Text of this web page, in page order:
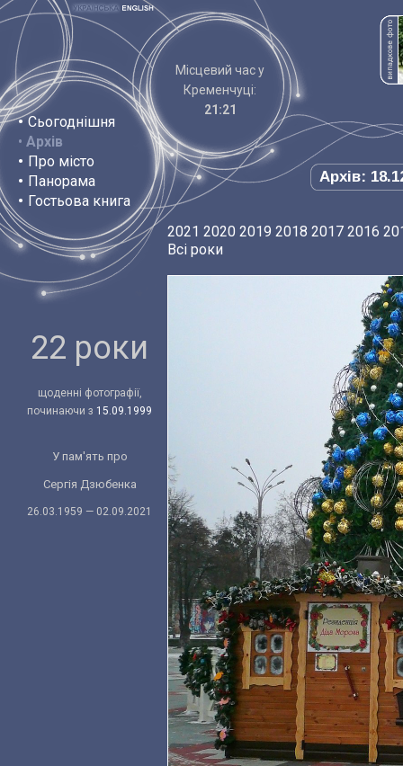
• Сьогоднішня
• Архів
• Про місто
• Панорама
• Гостьова книга
Місцевий час у
Кременчуці:
21:21
Архів:
22 роки
щоденні фотографії,
починаючи з 15.09.1999
У пам'ять про
Сергія Дзюбенка
26.03.1959 — 02.09.2021
2021 2020 2019 2018 2017 2016
Всі роки